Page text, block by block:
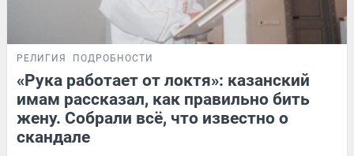
РЕЛИГИЯ ПОДРОБНОСТИ
«Рука работает от локтя»: казанский
имам рассказал, как правильно бить
жену. Собрали всё, что известно о
скандале